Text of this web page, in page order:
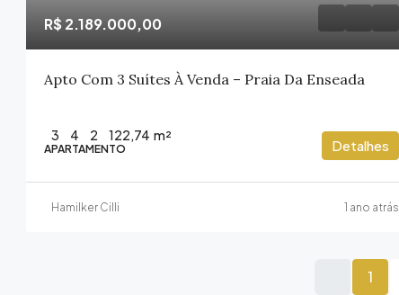
R$ 2.189.000,00
Apto Com 3 Suítes À Venda – Praia Da Enseada
3 4 2 122,74 m²
APARTAMENTO Detalhes
Hamilker Cilli 1 ano atrás
1